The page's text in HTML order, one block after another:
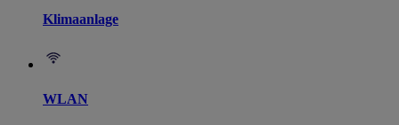
Klimaanlage
WLAN